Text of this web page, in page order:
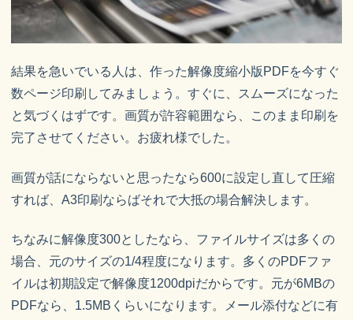
結果を急いでいる人は、作った解像度縮小版PDFを今すぐ
数ページ印刷してみましょう。すぐに、スムーズになった
と気づくはずです。画質が許容範囲なら、このまま印刷を
完了させてください。お疲れ様でした。
画質が話にならないと思ったなら600に設定し直して圧縮
すれば、A3印刷ならばそれで大抵の場合解決します。
ちなみに解像度300としたなら、ファイルサイズは多くの
場合、元のサイズの1/4程度になります。多くのPDFファ
イルは初期設定で解像度1200dpiだからです。元が6MBの
PDFなら、1.5MBくらいになります。メール添付などに有